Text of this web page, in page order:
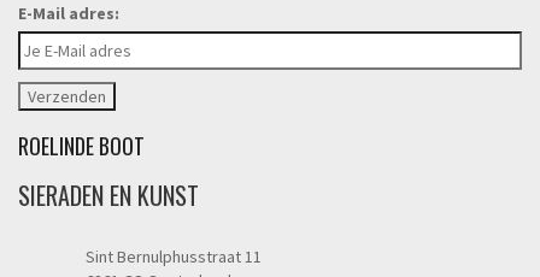
E-Mail adres:
ROELINDE BOOT
SIERADEN EN KUNST
Sint Bernulphusstraat 11